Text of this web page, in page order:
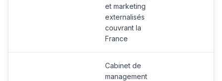
et marketing
externalisés
couvrant la
France
Cabinet de
management